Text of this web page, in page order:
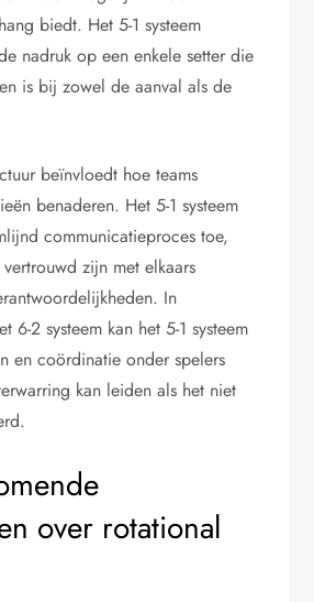
biedt. Het 5-1 systeem
nadruk op een enkele setter die
is bij zowel de aanval als de
beïnvloedt hoe teams
benaderen. Het 5-1 systeem
communicatieproces toe,
zijn met elkaars
In
6-2 systeem kan het 5-1 systeem
en coördinatie onder spelers
kan leiden als het niet
over rotational